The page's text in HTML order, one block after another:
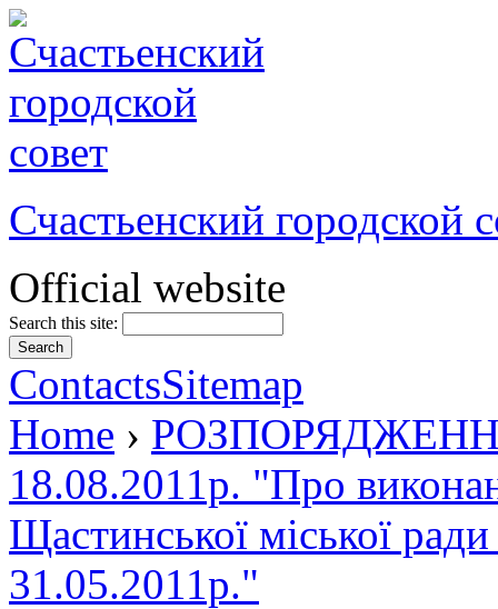
Счастьенский городской
Official website
Search this site:
ContactsSitemap
Home › РОЗПОРЯДЖЕННЯ
18.08.2011р. "Про
Щастинської міської
31.05.2011р."